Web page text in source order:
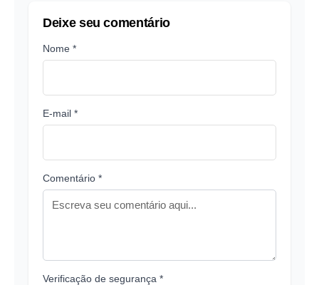
Deixe seu comentário
Nome *
E-mail *
Comentário *
Verificação de segurança *